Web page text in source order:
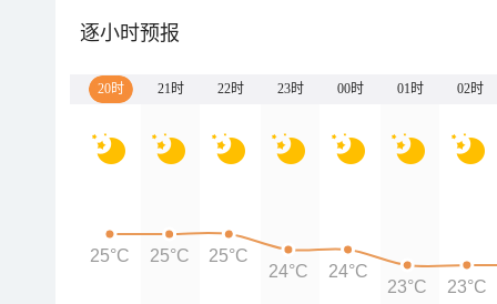
逐小时预报
20时 21时 22时 23时 00时 01时 02时
25°C 25°C
25°C
24°C
24°C
23°C
23°C